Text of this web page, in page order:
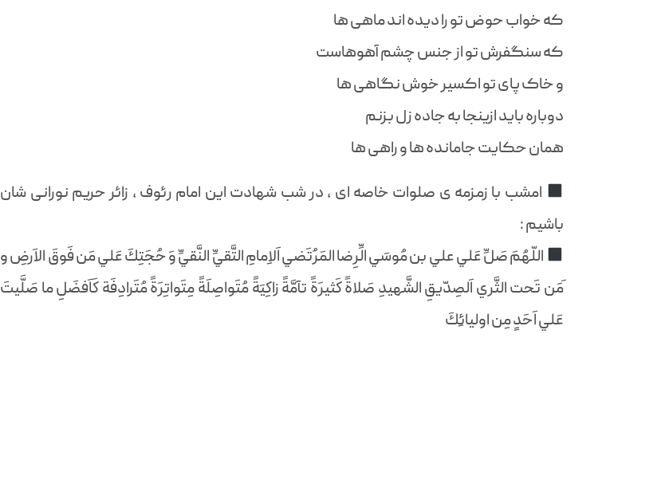
که خواب حوض تو را دیده اند ماهی ها
که سنگفرش تو از جنس چشم آهوهاست
و خاک پای تو اکسیر خوش نگاهی ها
دوباره باید ازینجا به جاده زل بزنم
همان حکایت جامانده ها و راهی ها
امشب با زمزمه ی صلوات خاصه ای ، در شب شهادت این امام رئوف ، زائر حریم نورانی شان
باشیم :
اللّهُمَ صَلِّ عَلي علي بن مُوسَي الِّرِضا المَرُتَضي اَلاِمامِ التَّقيِّ النَّقيِّ وَ حُجَتِكَ عَلي مَن فَوقَ الاَرضِ و
َمَن تَحت الثَّري اَلصِدّيقِ الشَّهيدِ صَلاةً كَثيرَةً تآمَّةً زاكِيَةً مُتَواصِلَةً مِتَواتِرَةً مُتَرادِفَة كَاَفضَلِ ما صَلَّيتَ
عَلي اَحَدٍ مِن اوليائِكَ